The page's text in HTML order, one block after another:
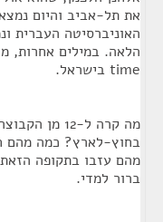
את תל-אביב והיום
האוניברסיטה העברית
time בישראל.
מה קרה ל-12
בחוץ-לארץ? כמה מהם
מהם עזבו בתקופה
ברור למדי.